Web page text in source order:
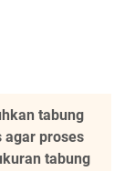
tabung
agar proses
tabung